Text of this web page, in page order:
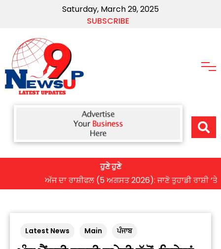
Saturday, March 29, 2025
SUBSCRIBE
ਹੁਣੇ ਹੁਣੇ
ਅੱਜ ਦਾ ਰਾਸ਼ੀਫਲ (5 ਅਗਸਤ 2026): ਜਾਣੋ ਤੁਹਾਡੀ ਰਾਸ਼ੀ ‘ਤੇ
Latest News Main ਪੰਜਾਬ